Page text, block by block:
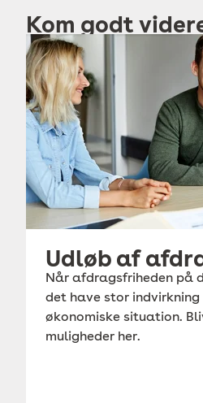
Kom godt
Udløb af
Når afdragsfriheden på
det have stor indvirkning
økonomiske situation.
muligheder her.